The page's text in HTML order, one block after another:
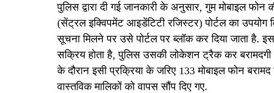
पुलिस द्वारा दी गई जानकारी के अनुसार, गुम मोबाइल फोन
(सेंट्रल इक्विपमेंट आइडेंटिटी रजिस्टर) पोर्टल का उपयोग
सूचना मिलने पर उसे पोर्टल पर ब्लॉक कर दिया जाता है.
सक्रिय होता है, पुलिस उसकी लोकेशन ट्रैक कर बरामदगी
के दौरान इसी प्रक्रिया के जरिए 133 मोबाइल फोन
वास्तविक मालिकों को वापस सौंप दिए गए.